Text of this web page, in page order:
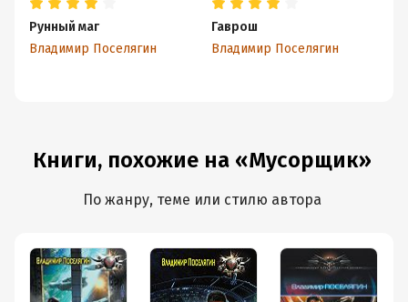
Рунный маг
Владимир Поселягин
Гаврош
Владимир Поселягин
Книги, похожие на «Мусорщик»
По жанру, теме или стилю автора